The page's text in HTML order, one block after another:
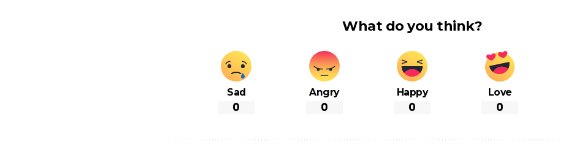
What do you think?
Sad
0
Angry
0
Happy
0
Love
0